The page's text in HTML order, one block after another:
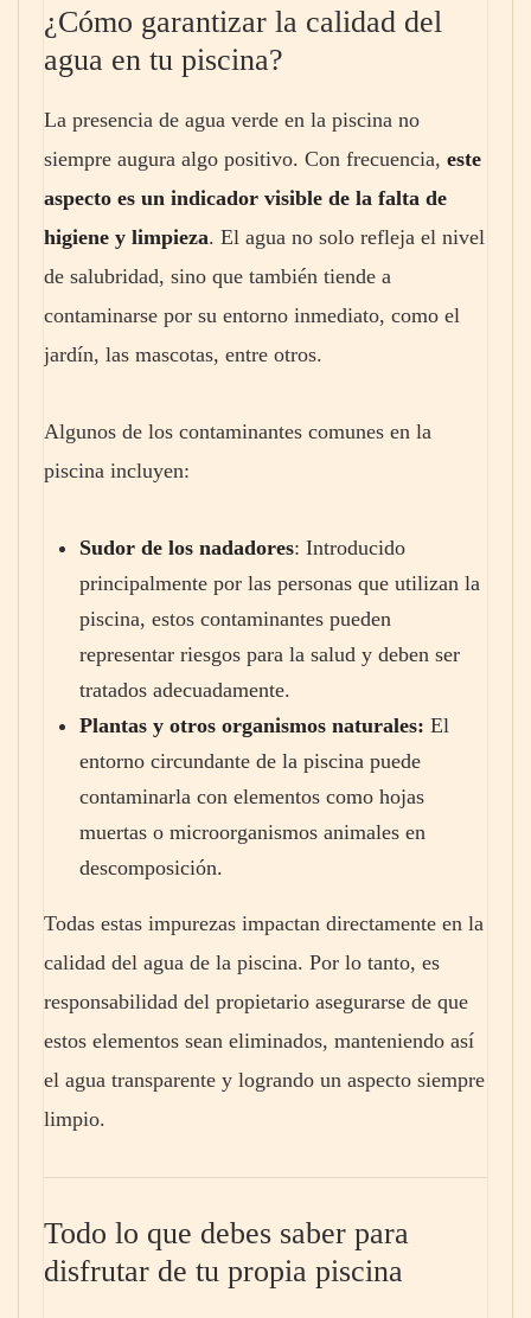
¿Cómo garantizar la calidad del
agua en tu piscina?
La presencia de agua verde en la piscina no
siempre augura algo positivo. Con frecuencia, este
aspecto es un indicador visible de la falta de
higiene y limpieza. El agua no solo refleja el nivel
de salubridad, sino que también tiende a
contaminarse por su entorno inmediato, como el
jardín, las mascotas, entre otros.
Algunos de los contaminantes comunes en la
piscina incluyen:
Sudor de los nadadores: Introducido
principalmente por las personas que utilizan la
piscina, estos contaminantes pueden
representar riesgos para la salud y deben ser
tratados adecuadamente.
Plantas y otros organismos naturales: El
entorno circundante de la piscina puede
contaminarla con elementos como hojas
muertas o microorganismos animales en
descomposición.
Todas estas impurezas impactan directamente en la
calidad del agua de la piscina. Por lo tanto, es
responsabilidad del propietario asegurarse de que
estos elementos sean eliminados, manteniendo así
el agua transparente y logrando un aspecto siempre
limpio.
Todo lo que debes saber para
disfrutar de tu propia piscina